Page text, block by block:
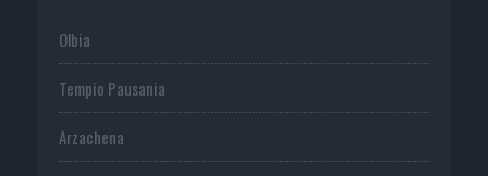
Olbia
Tempio Pausania
Arzachena